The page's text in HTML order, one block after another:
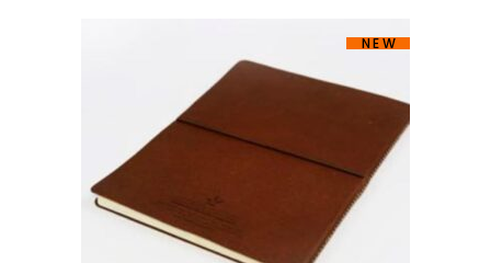
NEW